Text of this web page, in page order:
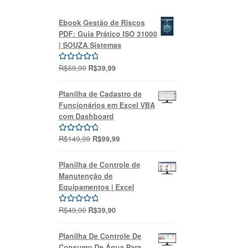
Ebook Gestão de Riscos
PDF: Guia Prático ISO 31000
| SOUZA Sistemas
Avaliação
R$69,99 O
original
era:
R$69,99.
R$39,99O
é:
R$39,99.
Planilha de Cadastro de
Funcionários em Excel VBA
com Dashboard
Avaliação
R$149,99 O
original
era:
R$149,99.
R$99,99O
atual
é:
R$99,99.
Planilha de Controle de
Manutenção de
Equipamentos | Excel
Avaliação
R$49,90 O
original
era:
R$39,90O
atual
é:
Planilha De Controle De